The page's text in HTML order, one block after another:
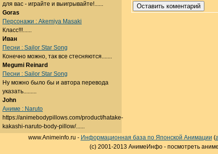
для вас - играйте и выигрывайте!......
Goras
Персонажи : Akemiya Masaki
Класс!!!......
Иван
Песни : Sailor Star Song
Конечно можно, так все стесняются.......
Megumi Reinard
Песни : Sailor Star Song
Ну можно было бы и автора перевода
указать.........
John
Аниме : Naruto
https://animebodypillows.com/product/hatake-
kakashi-naruto-body-pillow/......
www.Animeinfo.ru - Информационная база по Японской Анимации (
(c) 2001-2013 АнимеИнфо - посмотреть